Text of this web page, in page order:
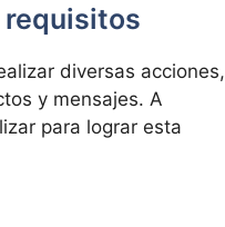
requisitos
diversas acciones,
y mensajes. A
para lograr esta